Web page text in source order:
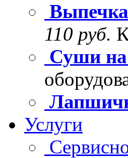
110 руб.
Суши на
Услуги